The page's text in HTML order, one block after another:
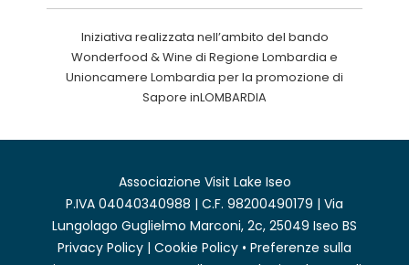
Iniziativa realizzata nell’ambito del bando
Wonderfood & Wine di Regione Lombardia e
Unioncamere Lombardia per la promozione di
Sapore inLOMBARDIA
Associazione Visit Lake Iseo
P.IVA 04040340988 | C.F. 98200490179 | Via
Lungolago Guglielmo Marconi, 2c, 25049 Iseo BS
Privacy Policy | Cookie Policy • Preferenze sulla